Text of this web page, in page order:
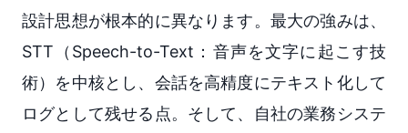
設計思想が根本的に異なります。最大の強みは、
STT（Speech-to-Text：音声を文字に起こす技
術）を中核とし、会話を高精度にテキスト化して
ログとして残せる点。そして、自社の業務システ